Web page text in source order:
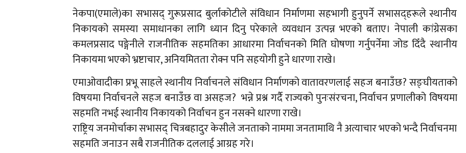
नेकपा(एमाले)का सभासद् गुरूप्रसाद बुर्लाकोटीले संविधान निर्माणमा सहभागी हुनुपर्ने सभासद्हरूले स्थानीय
निकायको समस्या समाधानका लागि ध्यान दिनु परेकाले व्यवधान उत्पन्न भएको बताए। नेपाली कांग्रेसका
कमलप्रसाद पङ्गेनीले राजनीतिक सहमतिका आधारमा निर्वाचनको मिति घोषणा गर्नुपर्नेमा जोड दिँदै स्थानीय
निकायमा भएको भ्रष्टाचार, अनियमितता रोक्न पनि सहयोगी हुने धारणा राखे।
एमाओवादीका प्रभू साहले स्थानीय निर्वाचनले संविधान निर्माणको वातावरणलाई सहज बनाउँछ? सङ्घीयताको
विषयमा निर्वाचनले सहज बनाउँछ वा असहज? भन्ने प्रश्न गर्दै राज्यको पुनःसंरचना, निर्वाचन प्रणालीको विषयमा
सहमति नभई स्थानीय निकायको निर्वाचन हुन नसक्ने धारणा राखे।
राष्ट्रिय जनमोर्चाका सभासद् चित्रबहादुर केसीले जनताको नाममा जनतामाथि नै अत्याचार भएको भन्दै निर्वाचनमा
सहमति जनाउन सबै राजनीतिक दललाई आग्रह गरे।